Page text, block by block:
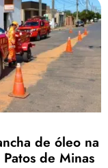
de óleo na
de Minas